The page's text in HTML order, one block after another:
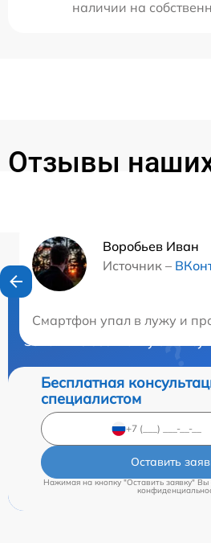
наличии на
Отзывы
Воробьев Иван
Источник –
Смартфон упал в лужу и
Нужна
Закажите бесплатную
Бесплатная
специалистом
Оставить
Нажимая на кнопку "Оставить заявку"